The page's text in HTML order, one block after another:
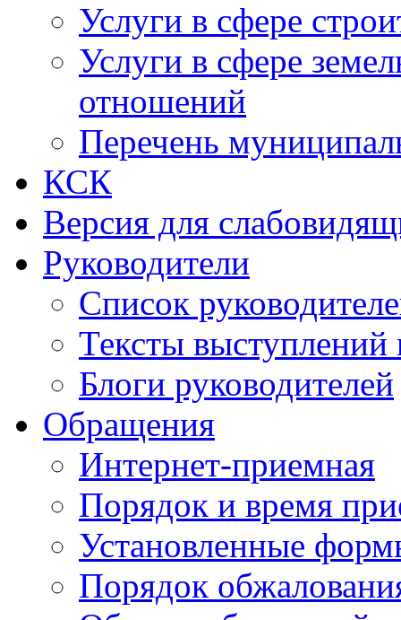
Услуги в сфере
Услуги в сфере
отношений
Перечень
КСК
Версия для
Руководители
Список
Тексты выступлений
Блоги руководителей
Обращения
Интернет-приемная
Порядок и время
Установленные
Порядок